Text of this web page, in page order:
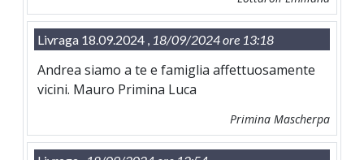
Livraga 18.09.2024 , 18/09/2024 ore 13:18
Andrea siamo a te e famiglia affettuosamente
vicini. Mauro Primina Luca
Primina Mascherpa